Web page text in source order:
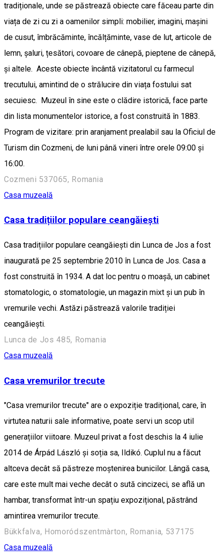
tradiționale, unde se păstrează obiecte care făceau parte din
viața de zi cu zi a oamenilor simpli: mobilier, imagini, mașini
de cusut, îmbrăcăminte, încălțăminte, vase de lut, articole de
lemn, șaluri, țesători, covoare de cânepă, pieptene de cânepă,
și altele. Aceste obiecte încântă vizitatorul cu farmecul
trecutului, amintind de o strălucire din viața fostului sat
secuiesc. Muzeul în sine este o clădire istorică, face parte
din lista monumentelor istorice, a fost construită în 1883.
Program de vizitare: prin aranjament prealabil sau la Oficiul de
Turism din Cozmeni, de luni până vineri între orele 09:00 și
16:00.
Cozmeni 537065, Romania
Casa muzeală
Casa tradițiilor populare ceangăiești
Casa tradițiilor populare ceangăiești din Lunca de Jos a fost
inaugurată pe 25 septembrie 2010 în Lunca de Jos. Casa a
fost construită în 1934. A dat loc pentru o moașă, un cabinet
stomatologic, o stomatologie, un magazin mixt și un pub în
vremurile vechi. Astăzi păstrează valorile tradiției
ceangăiești.
Lunca de Jos 485, Romania
Casa muzeală
Casa vremurilor trecute
"Casa vremurilor trecute" are o expoziție tradițional, care, în
virtutea naturii sale informative, poate servi un scop util
generațiilor viitoare. Muzeul privat a fost deschis la 4 iulie
2014 de Árpád László și soția sa, Ildikó. Cuplul nu a făcut
altceva decât să păstreze moștenirea bunicilor. Lângă casa,
care este mult mai veche decât o sută cincizeci, se află un
hambar, transformat într-un spațiu expozițional, păstrând
amintirea vremurilor trecute.
Bükkfalva, Homoródszentmàrton, Romania, 537175
Casa muzeală